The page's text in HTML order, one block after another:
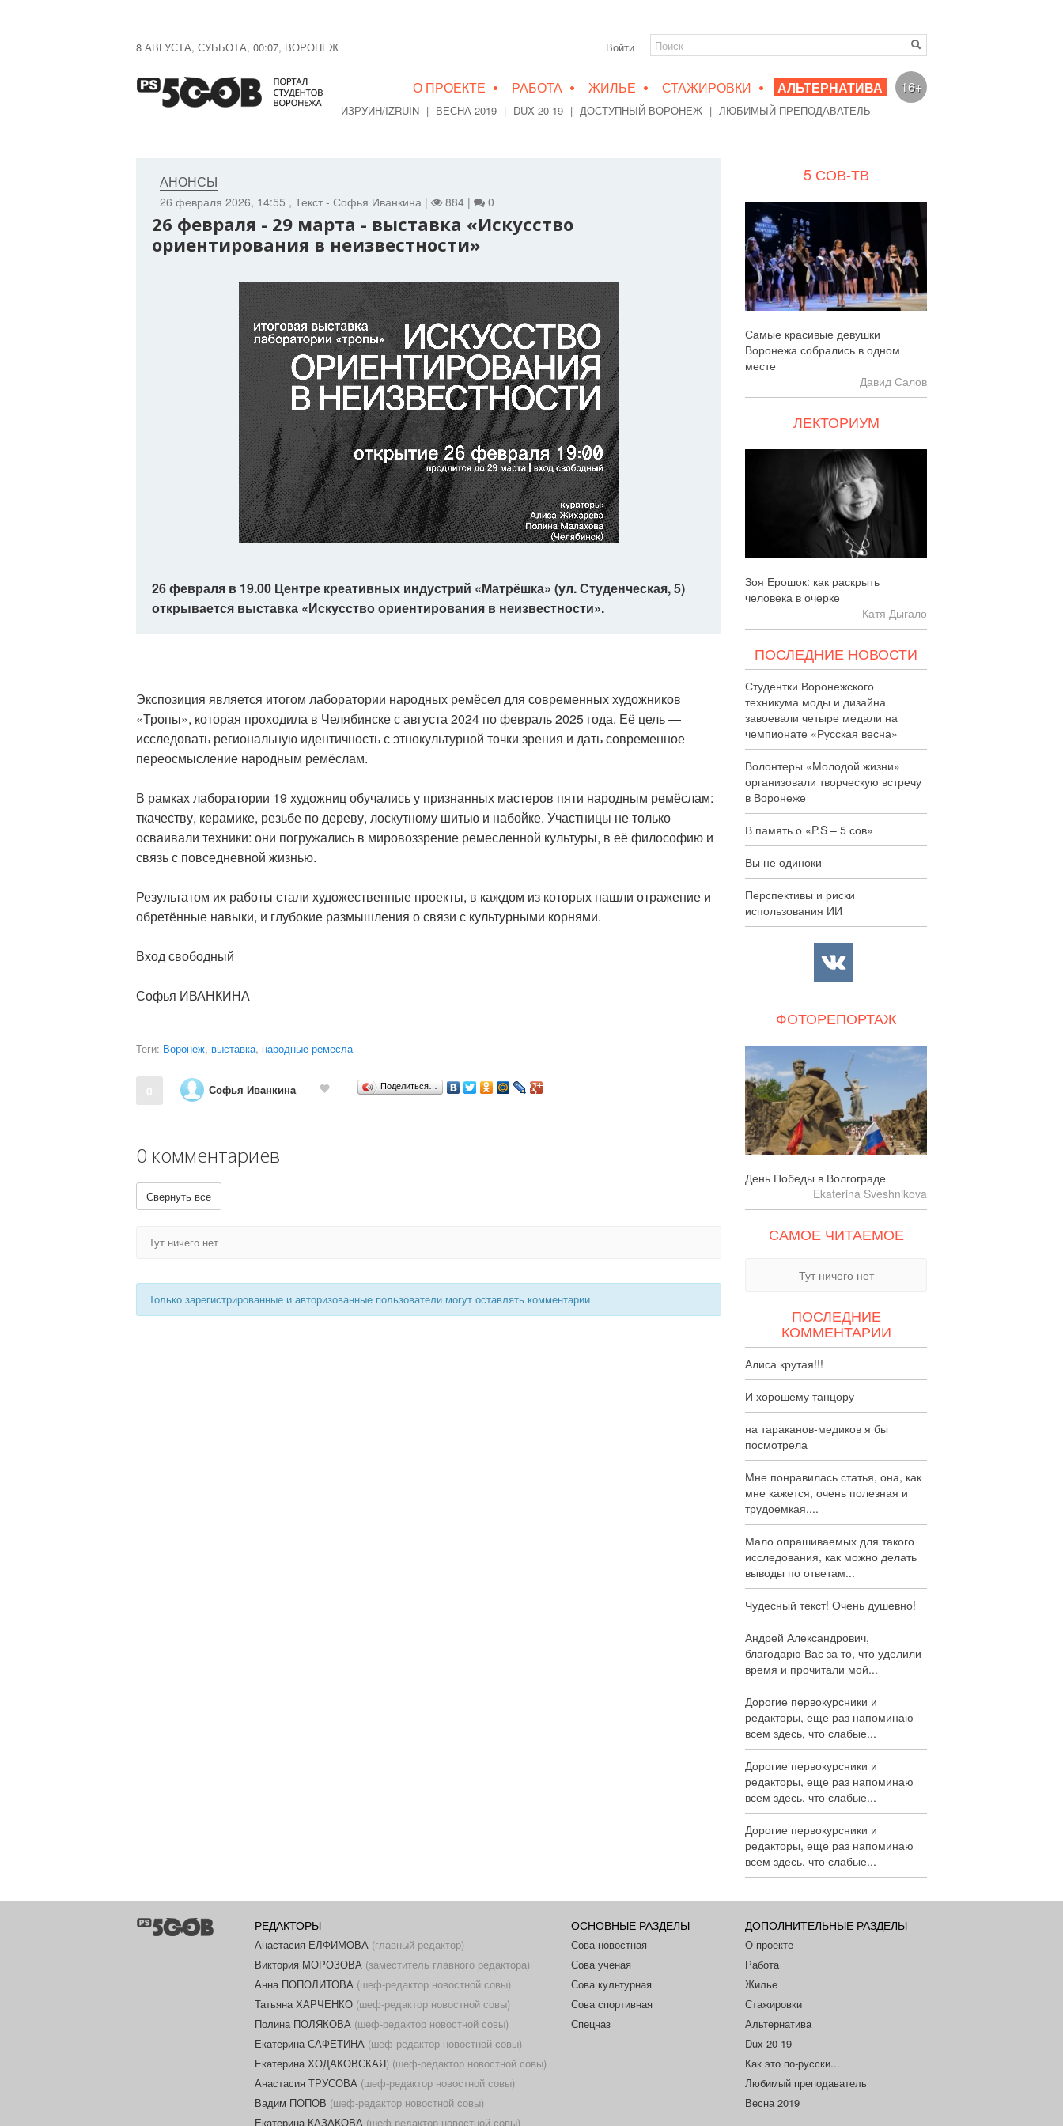
8 АВГУСТА, СУББОТА, 00:07, ВОРОНЕЖ Войти
О ПРОЕКТЕ • РАБОТА • ЖИЛЬЕ • СТАЖИРОВКИ • АЛЬТЕРНАТИВА
ИЗРУИН/IZRUIN | ВЕСНА 2019 | DUX 20-19 | ДОСТУПНЫЙ ВОРОНЕЖ | ЛЮБИМЫЙ ПРЕПОДАВАТЕЛЬ
16+
26 февраля 2026, 14:55 , Текст - Софья Иванкина | 884 | 0
АНОНСЫ
26 февраля - 29 марта - выставка «Искусство
ориентирования в неизвестности»
26 февраля в 19.00 Центре креативных индустрий «Матрёшка» (ул. Студенческая, 5)
открывается выставка «Искусство ориентирования в неизвестности».
Экспозиция является итогом лаборатории народных ремёсел для современных художников
«Тропы», которая проходила в Челябинске с августа 2024 по февраль 2025 года. Её цель —
исследовать региональную идентичность с этнокультурной точки зрения и дать современное
переосмысление народным ремёслам.
В рамках лаборатории 19 художниц обучались у признанных мастеров пяти народным ремёслам:
ткачеству, керамике, резьбе по дереву, лоскутному шитью и набойке. Участницы не только
осваивали техники: они погружались в мировоззрение ремесленной культуры, в её философию и
связь с повседневной жизнью.
Результатом их работы стали художественные проекты, в каждом из которых нашли отражение и
обретённые навыки, и глубокие размышления о связи с культурными корнями.
Вход свободный
Софья ИВАНКИНА
Теги: Воронеж, выставка, народные ремесла
0 Софья Иванкина Поделиться…
0 комментариев
Свернуть все
Тут ничего нет
Только зарегистрированные и авторизованные пользователи могут оставлять комментарии
5 СОВ-ТВ
Самые красивые девушки
Воронежа собрались в одном
месте
Давид Салов
ЛЕКТОРИУМ
Зоя Ерошок: как раскрыть
человека в очерке
Катя Дыгало
ПОСЛЕДНИЕ НОВОСТИ
Студентки Воронежского
техникума моды и дизайна
завоевали четыре медали на
чемпионате «Русская весна»
Волонтеры «Молодой жизни»
организовали творческую встречу
в Воронеже
В память о «P.S – 5 сов»
Вы не одиноки
Перспективы и риски
использования ИИ
ФОТОРЕПОРТАЖ
День Победы в Волгограде
Ekaterina Sveshnikova
САМОЕ ЧИТАЕМОЕ
Тут ничего нет
ПОСЛЕДНИЕ
КОММЕНТАРИИ
Алиса крутая!!!
И хорошему танцору
на тараканов-медиков я бы
посмотрела
Мне понравилась статья, она, как
мне кажется, очень полезная и
трудоемкая....
Мало опрашиваемых для такого
исследования, как можно делать
выводы по ответам...
Чудесный текст! Очень душевно!
Андрей Александрович,
благодарю Вас за то, что уделили
время и прочитали мой...
Дорогие первокурсники и
редакторы, еще раз напоминаю
всем здесь, что слабые...
Дорогие первокурсники и
редакторы, еще раз напоминаю
всем здесь, что слабые...
Дорогие первокурсники и
редакторы, еще раз напоминаю
всем здесь, что слабые...
РЕДАКТОРЫ
Анастасия ЕЛФИМОВА (главный редактор)
Виктория МОРОЗОВА (заместитель главного редактора)
Анна ПОПОЛИТОВА (шеф-редактор новостной совы)
Татьяна ХАРЧЕНКО (шеф-редактор новостной совы)
Полина ПОЛЯКОВА (шеф-редактор новостной совы)
Екатерина САФЕТИНА (шеф-редактор новостной совы)
Екатерина ХОДАКОВСКАЯ) (шеф-редактор новостной совы)
Анастасия ТРУСОВА (шеф-редактор новостной совы)
Вадим ПОПОВ (шеф-редактор новостной совы)
Екатерина КАЗАКОВА (шеф-редактор новостной совы)
ОСНОВНЫЕ РАЗДЕЛЫ
Сова новостная
Сова ученая
Сова культурная
Сова спортивная
Спецназ
ДОПОЛНИТЕЛЬНЫЕ РАЗДЕЛЫ
О проекте
Работа
Жилье
Стажировки
Альтернатива
Dux 20-19
Как это по-русски...
Любимый преподаватель
Весна 2019